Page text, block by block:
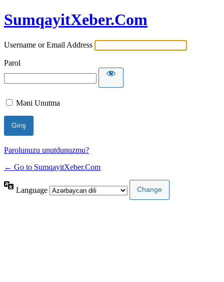
SumqayitXeber.Com
Username or Email Address
Parol
Məni Unutma
Parolunuzu unutdunuzmu?
← Go to SumqayitXeber.Com
Language